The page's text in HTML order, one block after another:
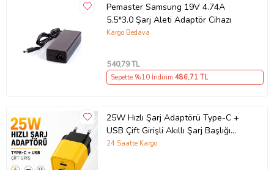
Pemaster Samsung 19V 4.74A
5.5*3.0 Şarj Aleti Adaptör Cihazı
Kargo Bedava
540,79 TL
Sepette %10 İndirim 486,71 TL
25W Hızlı Şarj Adaptörü Type-C +
USB Çift Girişli Akıllı Şarj Başlığı
Kompakt Tasarım
24 Saatte Kargo